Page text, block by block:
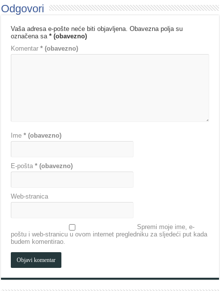
Odgovori
Vaša adresa e-pošte neće biti objavljena. Obavezna polja su
označena sa* (obavezno)
Komentar* (obavezno)
Ime* (obavezno)
E-pošta* (obavezno)
Web-stranica
Spremi moje ime, e-
poštu i web-stranicu u ovom internet pregledniku za sljedeći put kada
budem komentirao.